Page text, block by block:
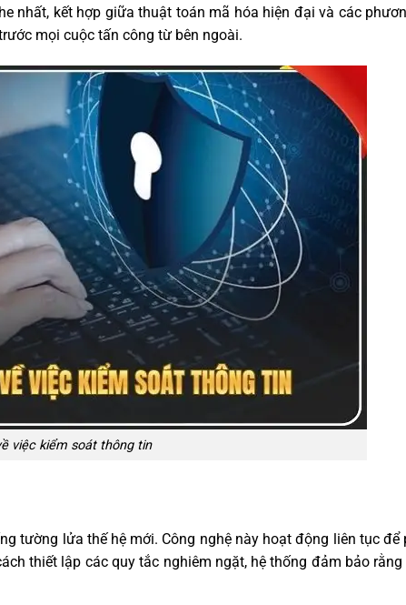
nhất, kết hợp giữa thuật toán mã hóa hiện đại và các
mọi cuộc tấn công từ bên ngoài.
việc kiểm soát thông tin
tường lửa thế hệ mới. Công nghệ này hoạt động liên tục
thiết lập các quy tắc nghiêm ngặt, hệ thống đảm bảo